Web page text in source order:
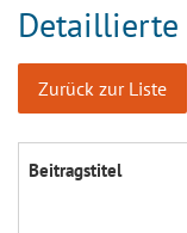
Zurück zur Liste
Beitragstitel